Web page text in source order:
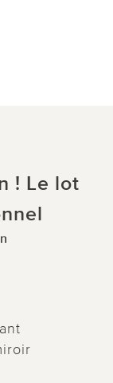
! Le lot